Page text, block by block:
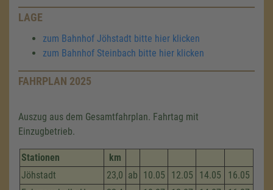
LAGE
zum Bahnhof Jöhstadt bitte hier klicken
zum Bahnhof Steinbach bitte hier klicken
FAHRPLAN 2025
Auszug aus dem Gesamtfahrplan. Fahrtag mit
Einzugbetrieb.
Stationen
km
Jöhstadt
23,0 ab 10.05 12.05 14.05
16.05